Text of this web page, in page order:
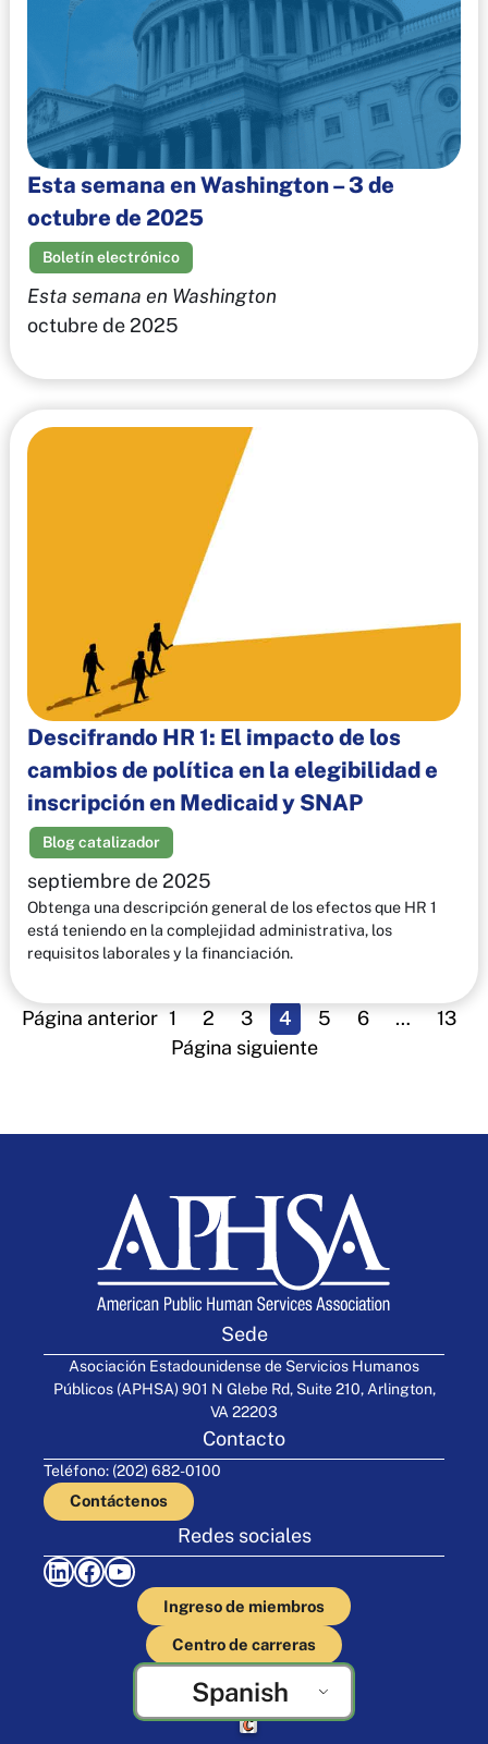
Esta semana en Washington – 3 de
octubre de 2025
Boletín electrónico
Esta semana en Washington
octubre de 2025
Descifrando HR 1: El impacto de los
cambios de política en la elegibilidad e
inscripción en Medicaid y SNAP
Blog catalizador
septiembre de 2025
Obtenga una descripción general de los efectos que HR 1
está teniendo en la complejidad administrativa, los
requisitos laborales y la financiación.
Página anterior 1 2 3 4 5 6 …
13
Página siguiente
Sede
Asociación Estadounidense de Servicios Humanos
Públicos (APHSA) 901 N Glebe Rd, Suite 210, Arlington,
VA 22203
Contacto
Teléfono: (202) 682-0100
Contáctenos
Redes sociales
LinkedIn Facebook YouTube
Ingreso de miembros
Centro de carreras
Spanish
Elaborado por Cornershop Creative